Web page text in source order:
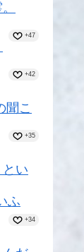
+47
+42
聞こ
+35
とい
ふ
+34